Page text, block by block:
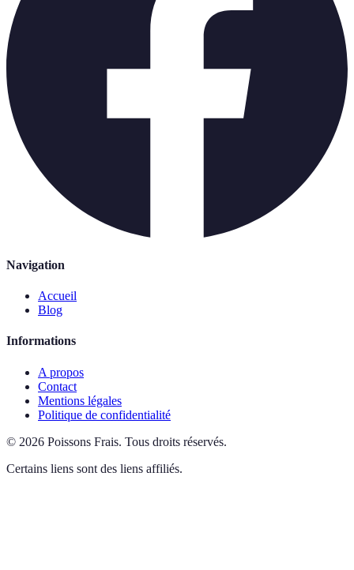
Navigation
Accueil
Blog
Informations
A propos
Contact
Mentions légales
Politique de confidentialité
© 2026 Poissons Frais. Tous droits réservés.
Certains liens sont des liens affiliés.